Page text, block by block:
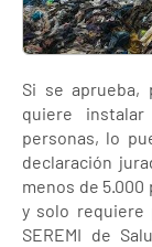
Si se aprueba,
quiere
personas, lo
declaración
menos de
y solo requiere
SEREMI de